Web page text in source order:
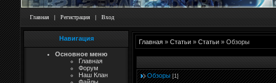
Главная | Регистрация | Вход
Навигация
Основное меню
Главная
Форум
Наш Клан
Главная » Статьи » Статьи » Обзоры
Обзоры [1]